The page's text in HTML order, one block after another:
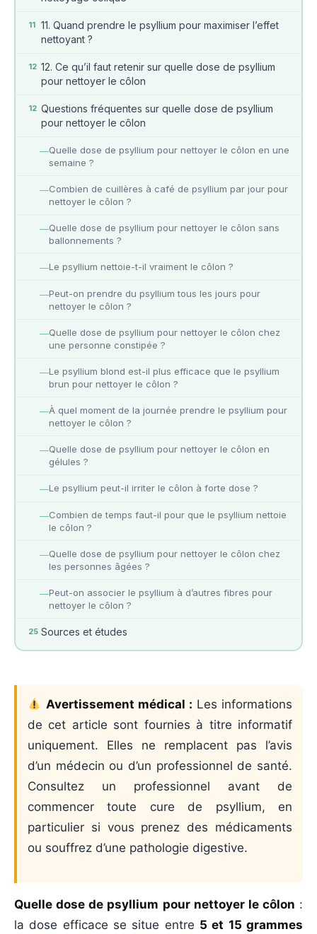
11
11. Quand prendre le psyllium pour maximiser l’effet
nettoyant ?
12 12. Ce qu’il faut retenir sur quelle dose de psyllium
pour nettoyer le côlon
12 Questions fréquentes sur quelle dose de psyllium
pour nettoyer le côlon
—Quelle dose de psyllium pour nettoyer le côlon en une
semaine ?
—Combien de cuillères à café de psyllium par jour pour
nettoyer le côlon ?
—Quelle dose de psyllium pour nettoyer le côlon sans
ballonnements ?
—Le psyllium nettoie-t-il vraiment le côlon ?
—Peut-on prendre du psyllium tous les jours pour
nettoyer le côlon ?
—Quelle dose de psyllium pour nettoyer le côlon chez
une personne constipée ?
—Le psyllium blond est-il plus efficace que le psyllium
brun pour nettoyer le côlon ?
—À quel moment de la journée prendre le psyllium pour
nettoyer le côlon ?
—Quelle dose de psyllium pour nettoyer le côlon en
gélules ?
—Le psyllium peut-il irriter le côlon à forte dose ?
—Combien de temps faut-il pour que le psyllium nettoie
le côlon ?
—Quelle dose de psyllium pour nettoyer le côlon chez
les personnes âgées ?
—Peut-on associer le psyllium à d’autres fibres pour
nettoyer le côlon ?
25 Sources et études
Avertissement médical : Les informations
de cet article sont fournies à titre informatif
uniquement. Elles ne remplacent pas l’avis
d’un médecin ou d’un professionnel de santé.
Consultez un professionnel avant de
commencer toute cure de psyllium, en
particulier si vous prenez des médicaments
ou souffrez d’une pathologie digestive.
Quelle dose de psyllium pour nettoyer le côlon :
la dose efficace se situe entre 5 et 15 grammes